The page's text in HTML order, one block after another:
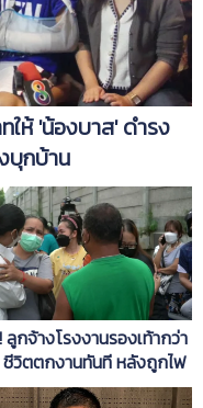
ให้ 'น้องบาส' ดำรง
บุกบ้าน
กจ้างโรงงานรองเท้ากว่า
วิตตกงานทันที หลังถูกไฟ
ะกาศเลิกกิจการ